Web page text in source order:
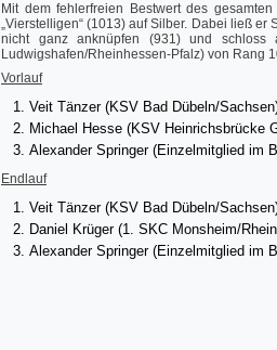
Mit dem fehlerfreien Bestwert des
„Vierstelligen“ (1013) auf Silber. Dabei ließ
nicht ganz anknüpfen (931) und
Ludwigshafen/Rheinhessen-Pfalz) von Rang
Vorlauf
Veit Tänzer (KSV Bad Dübeln/
Michael Hesse (KSV Heinrichsbrücke
Alexander Springer (Einzelmitglied im
Endlauf
Veit Tänzer (KSV Bad Dübeln/
Daniel Krüger (1. SKC Monsheim/
Alexander Springer (Einzelmitglied im